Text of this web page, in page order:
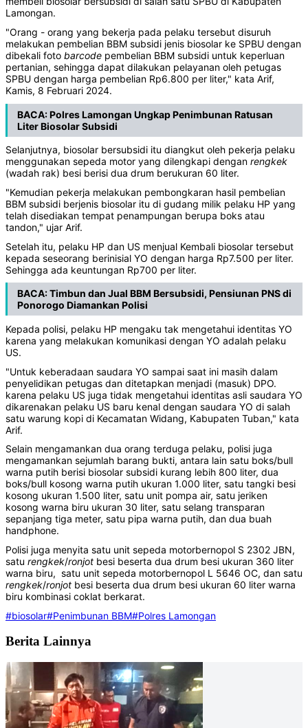
Lamongan.
"Orang - orang yang bekerja pada pelaku tersebut disuruh
melakukan pembelian BBM subsidi jenis biosolar ke SPBU dengan
dibekali foto barcode pembelian BBM subsidi untuk keperluan
pertanian, sehingga dapat dilakukan pelayanan oleh petugas
SPBU dengan harga pembelian Rp6.800 per liter," kata Arif,
Kamis, 8 Februari 2024.
BACA:Polres Lamongan Ungkap Penimbunan Ratusan
Liter Biosolar Subsidi
Selanjutnya, biosolar bersubsidi itu diangkut oleh pekerja pelaku
menggunakan sepeda motor yang dilengkapi dengan rengkek
(wadah rak) besi berisi dua drum berukuran 60 liter.
"Kemudian pekerja melakukan pembongkaran hasil pembelian
BBM subsidi berjenis biosolar itu di gudang milik pelaku HP yang
telah disediakan tempat penampungan berupa boks atau
tandon," ujar Arif.
Setelah itu, pelaku HP dan US menjual Kembali biosolar tersebut
kepada seseorang berinisial YO dengan harga Rp7.500 per liter.
Sehingga ada keuntungan Rp700 per liter.
BACA:Timbun dan Jual BBM Bersubsidi, Pensiunan PNS di
Ponorogo Diamankan Polisi
Kepada polisi, pelaku HP mengaku tak mengetahui identitas YO
karena yang melakukan komunikasi dengan YO adalah pelaku
US.
"Untuk keberadaan saudara YO sampai saat ini masih dalam
penyelidikan petugas dan ditetapkan menjadi (masuk) DPO.
karena pelaku US juga tidak mengetahui identitas asli saudara YO
dikarenakan pelaku US baru kenal dengan saudara YO di salah
satu warung kopi di Kecamatan Widang, Kabupaten Tuban," kata
Arif.
Selain mengamankan dua orang terduga pelaku, polisi juga
mengamankan sejumlah barang bukti, antara lain satu boks/bull
warna putih berisi biosolar subsidi kurang lebih 800 liter, dua
boks/bull kosong warna putih ukuran 1.000 liter, satu tangki besi
kosong ukuran 1.500 liter, satu unit pompa air, satu jeriken
kosong warna biru ukuran 30 liter, satu selang transparan
sepanjang tiga meter, satu pipa warna putih, dan dua buah
handphone.
Polisi juga menyita satu unit sepeda motorbernopol S 2302 JBN,
satu rengkek/ronjot besi beserta dua drum besi ukuran 360 liter
warna biru, satu unit sepeda motorbernopol L 5646 OC, dan satu
rengkek/ronjot besi beserta dua drum besi ukuran 60 liter warna
biru kombinasi coklat berkarat.
#biosolar#Penimbunan BBM#Polres Lamongan
Berita Lainnya